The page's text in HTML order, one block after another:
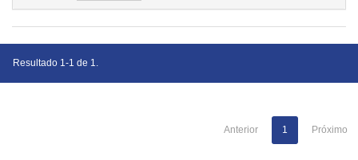
Resultado 1-1 de 1.
Anterior 1 Próximo